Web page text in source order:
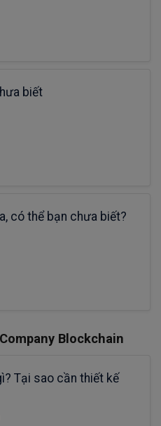
biết
có thể bạn chưa biết?
Blockchain
Tại sao cần thiết kế